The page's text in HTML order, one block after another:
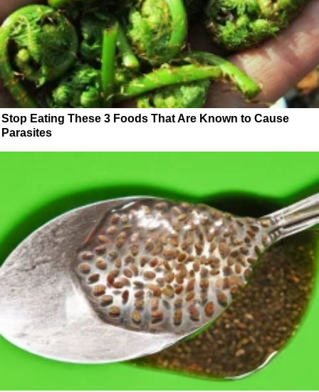
Stop Eating These 3 Foods That Are Known to Cause
Parasites